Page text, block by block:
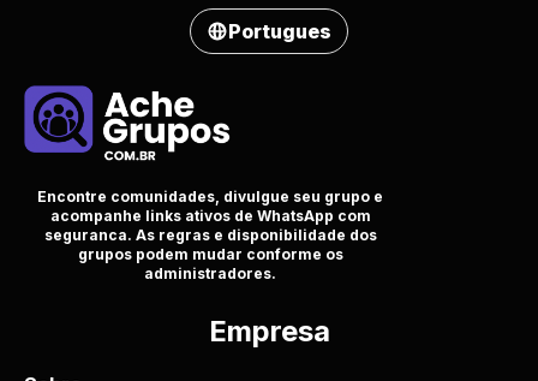
Portugues
Encontre comunidades, divulgue seu grupo e
acompanhe links ativos de WhatsApp com
seguranca. As regras e disponibilidade dos
grupos podem mudar conforme os
administradores.
Empresa